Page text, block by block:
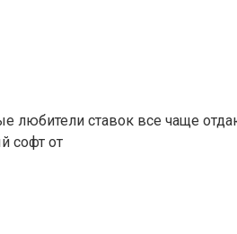
ставок все чаще
софт от